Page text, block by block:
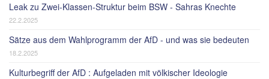
Leak zu Zwei-Klassen-Struktur beim BSW - Sahras Knechte
22.2.2025
Sätze aus dem Wahlprogramm der AfD - und was sie bedeuten
18.2.2025
Kulturbegriff der AfD : Aufgeladen mit völkischer Ideologie